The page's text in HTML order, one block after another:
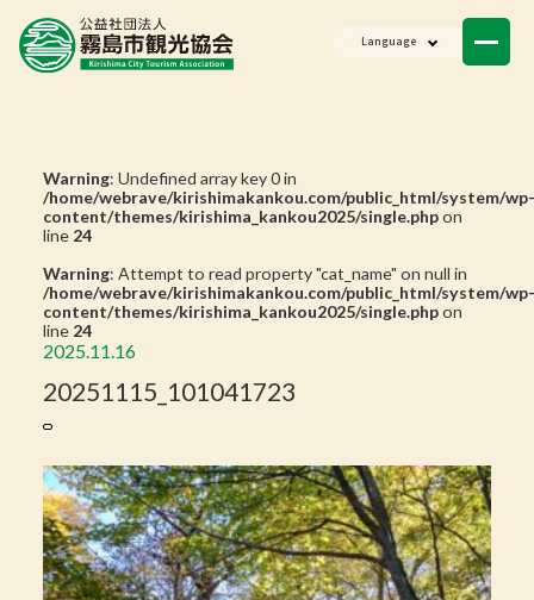
Language
Warning: Undefined array key 0 in
/home/webrave/kirishimakankou.com/public_html/system/wp-
content/themes/kirishima_kankou2025/single.phpon
line 24
Warning: Attempt to read property "cat_name" on null in
/home/webrave/kirishimakankou.com/public_html/system/wp-
content/themes/kirishima_kankou2025/single.phpon
line 24
2025.11.16
20251115_101041723